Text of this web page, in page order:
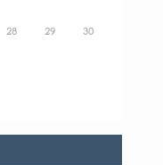
28 29 30